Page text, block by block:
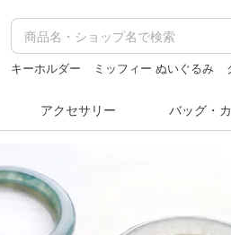
キーホルダー ミッフィー ぬいぐるみ
アクセサリー バッグ・